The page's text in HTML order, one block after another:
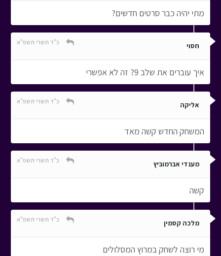
מתי יהיה כבר סרטים חדשים?
חסוי כ"ד תשרי תשפ"א
איך עוברים את שלב 9? זה לא אפשרי
אליקה כ"ד תשרי תשפ"א
המשחק החדש קשה מאד
מענדי אברמוביץ כ"ד תשרי תשפ"א
קשה
מלכה קסמין כ"ד תשרי תשפ"א
מי רוצה לשחק במרוץ המסלולים